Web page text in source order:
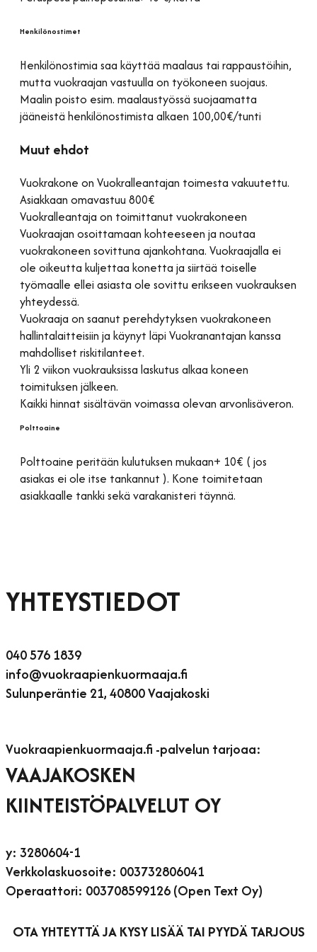
Henkilönostimet
Henkilönostimia saa käyttää maalaus tai rappaustöihin,
mutta vuokraajan vastuulla on työkoneen suojaus.
Maalin poisto esim. maalaustyössä suojaamatta
jääneistä henkilönostimista alkaen 100,00€/tunti
Muut ehdot
Vuokrakone on Vuokralleantajan toimesta vakuutettu.
Asiakkaan omavastuu 800€
Vuokralleantaja on toimittanut vuokrakoneen
Vuokraajan osoittamaan kohteeseen ja noutaa
vuokrakoneen sovittuna ajankohtana. Vuokraajalla ei
ole oikeutta kuljettaa konetta ja siirtää toiselle
työmaalle ellei asiasta ole sovittu erikseen vuokrauksen
yhteydessä.
Vuokraaja on saanut perehdytyksen vuokrakoneen
hallintalaitteisiin ja käynyt läpi Vuokranantajan kanssa
mahdolliset riskitilanteet.
Yli 2 viikon vuokrauksissa laskutus alkaa koneen
toimituksen jälkeen.
Kaikki hinnat sisältävän voimassa olevan arvonlisäveron.
Polttoaine
Polttoaine peritään kulutuksen mukaan+ 10€ ( jos
asiakas ei ole itse tankannut ). Kone toimitetaan
asiakkaalle tankki sekä varakanisteri täynnä.
YHTEYSTIEDOT
040 576 1839
info@vuokraapienkuormaaja.fi
Sulunperäntie 21, 40800 Vaajakoski
Vuokraapienkuormaaja.fi -palvelun tarjoaa:
VAAJAKOSKEN
KIINTEISTÖPALVELUT OY
y: 3280604-1
Verkkolaskuosoite: 003732806041
Operaattori: 003708599126 (Open Text Oy)
OTA YHTEYTTÄ JA KYSY LISÄÄ TAI PYYDÄ TARJOUS